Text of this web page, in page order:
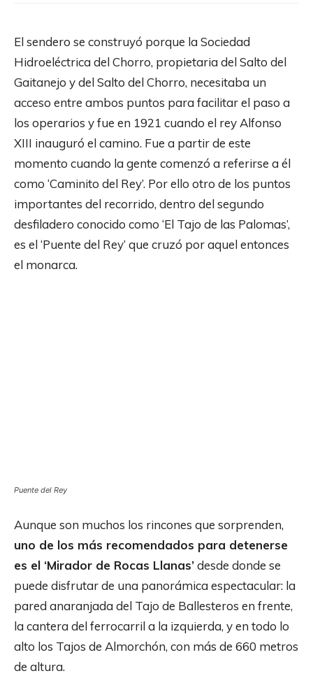
El sendero se construyó porque la Sociedad
Hidroeléctrica del Chorro, propietaria del Salto del
Gaitanejo y del Salto del Chorro, necesitaba un
acceso entre ambos puntos para facilitar el paso a
los operarios y fue en 1921 cuando el rey Alfonso
XIII inauguró el camino. Fue a partir de este
momento cuando la gente comenzó a referirse a él
como ‘Caminito del Rey’. Por ello otro de los puntos
importantes del recorrido, dentro del segundo
desfiladero conocido como ‘El Tajo de las Palomas’,
es el ‘Puente del Rey’ que cruzó por aquel entonces
el monarca.
Puente del Rey
Aunque son muchos los rincones que sorprenden,
uno de los más recomendados para detenerse
es el ‘Mirador de Rocas Llanas’desde donde se
puede disfrutar de una panorámica espectacular: la
pared anaranjada del Tajo de Ballesteros en frente,
la cantera del ferrocarril a la izquierda, y en todo lo
alto los Tajos de Almorchón, con más de 660 metros
de altura.